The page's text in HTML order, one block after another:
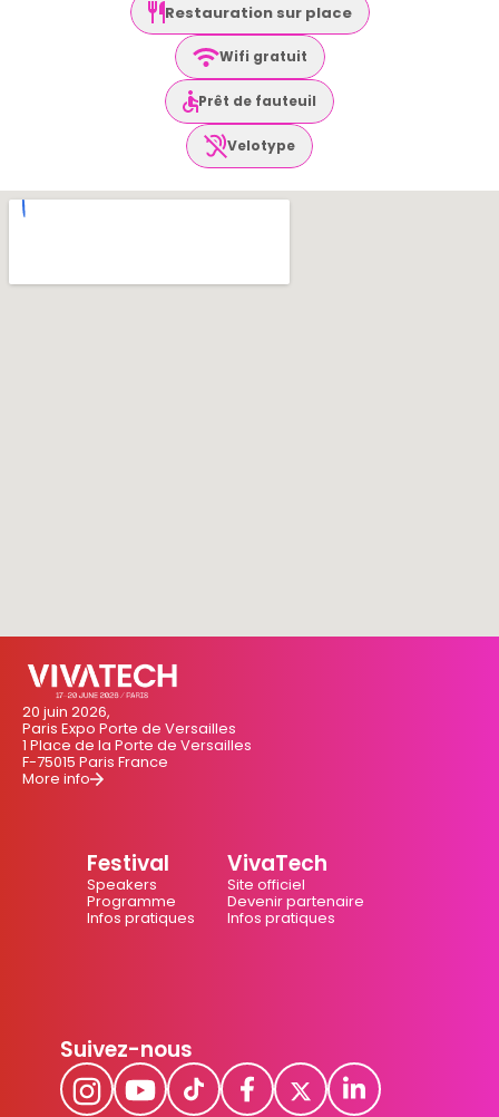
Restauration sur place
Wifi gratuit
Prêt de fauteuil
Velotype
20 juin 2026,
Paris Expo Porte de Versailles
1 Place de la Porte de Versailles
F-75015 Paris France
More info
Festival
Speakers
Programme
Infos pratiques
VivaTech
Site officiel
Devenir partenaire
Infos pratiques
Suivez-nous